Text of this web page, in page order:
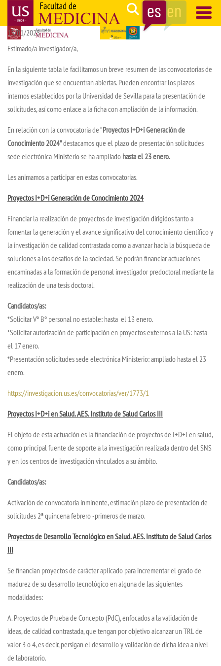
Pasar
contenido
principal
Search
Navegación
principal
15/01/2025
Estimado/a investigador/a,
En la siguiente tabla le facilitamos un breve resumen de las convocatorias de
investigación que se encuentran abiertas. Pueden encontrar los plazos
internos establecidos por la Universidad de Sevilla para la presentación de
solicitudes, así como enlace a la ficha con ampliación de la información.
En relación con la convocatoria de “Proyectos I+D+i Generación de
Conocimiento 2024”destacamos que el plazo de presentación solicitudes
sede electrónica Ministerio se ha ampliado hasta el 23 enero.
Les animamos a participar en estas convocatorias.
Proyectos I+D+i Generación de Conocimiento 2024
Financiar la realización de proyectos de investigación dirigidos tanto a
fomentar la generación y el avance significativo del conocimiento científico y
la investigación de calidad contrastada como a avanzar hacia la búsqueda de
soluciones a los desafíos de la sociedad. Se podrán financiar actuaciones
encaminadas a la formación de personal investigador predoctoral mediante la
realización de una tesis doctoral.
Candidatos/as:
*Solicitar Vº Bº personal no estable: hasta el 13 enero.
*Solicitar autorización de participación en proyectos externos a la US: hasta
el 17 enero.
*Presentación solicitudes sede electrónica Ministerio: ampliado hasta el 23
enero.
https://investigacion.us.es/convocatorias/ver/1773/1
Proyectos I+D+i en Salud. AES. Instituto de Salud Carlos III
El objeto de esta actuación es la financiación de proyectos de I+D+I en salud,
como principal fuente de soporte a la investigación realizada dentro del SNS
y en los centros de investigación vinculados a su ámbito.
Candidatos/as:
Activación de convocatoria inminente, estimación plazo de presentación de
solicitudes 2ª quincena febrero -primeros de marzo.
Proyectos de Desarrollo Tecnológico en Salud. AES. Instituto de Salud Carlos
III
Se financian proyectos de carácter aplicado para incrementar el grado de
madurez de su desarrollo tecnológico en alguna de las siguientes
modalidades:
A. Proyectos de Prueba de Concepto (PdC), enfocados a la validación de
ideas, de calidad contrastada, que tengan por objetivo alcanzar un TRL de
valor 3 o 4, es decir, persigan el desarrollo y validación de dicha idea a nivel
de laboratorio.